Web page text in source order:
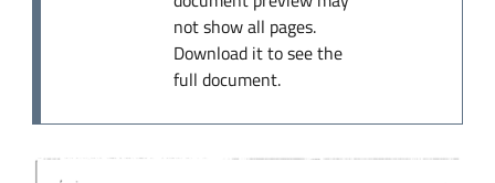
not show all pages.
Download it to see the
full document.